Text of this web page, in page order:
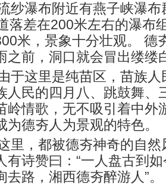
纱瀑布附近有燕子峡瀑
落差在200米左右的瀑布
米，景象十分壮观。 德
之前，洞口就会冒出缕缕
于这里是纯苗区，苗族
人民的四月八、跳鼓舞、
岭情歌，无不吸引着中外
为德夯人为景观的特色。
里，都被德夯神奇的自
有诗赞曰：“一人盘古到
路，湘西德夯醉游人”。